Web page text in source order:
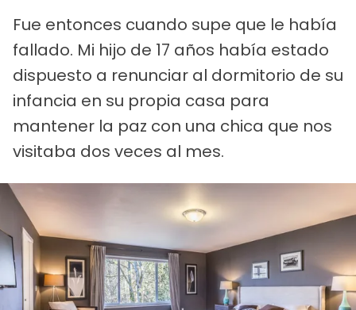
Fue entonces cuando supe que le había
fallado. Mi hijo de 17 años había estado
dispuesto a renunciar al dormitorio de su
infancia en su propia casa para
mantener la paz con una chica que nos
visitaba dos veces al mes.